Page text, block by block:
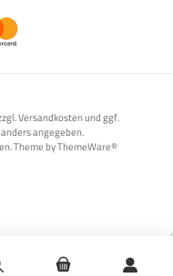
Versandkosten und ggf.
angegeben.
Theme byThemeWare®